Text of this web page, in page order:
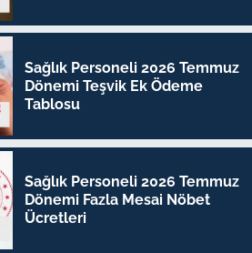
Sağlık Personeli 2026 Temmuz
Dönemi Teşvik Ek Ödeme
Tablosu
Sağlık Personeli 2026 Temmuz
Dönemi Fazla Mesai Nöbet
Ücretleri